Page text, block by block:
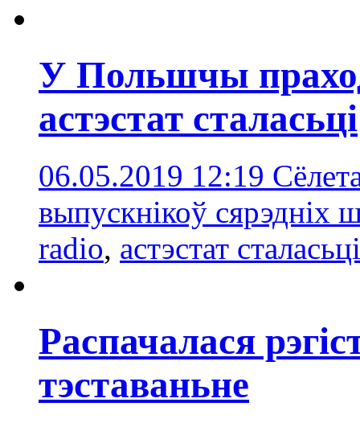
У Польшчы
астэстат сталасьці
06.05.2019 12:19
выпускнікоў сярэдніх
radio, астэстат сталасьці
Распачалася
тэставаньне